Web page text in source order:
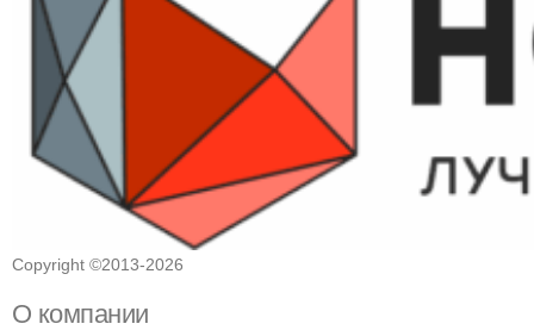
Copyright ©2013-2026
О компании